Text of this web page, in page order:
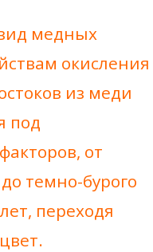
медных
окисления
из меди
под
от
темно-бурого
переходя